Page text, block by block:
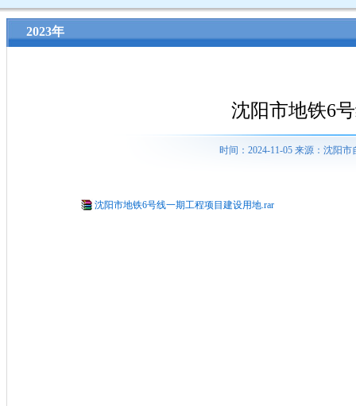
2023年
沈阳市地铁6
时间：2024-11-05 来源：沈阳
沈阳市地铁6号线一期工程项目建设用地.rar